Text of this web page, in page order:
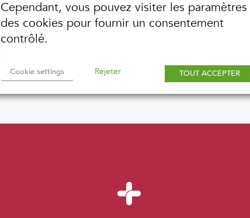
Cependant, vous pouvez visiter les paramètres
des cookies pour fournir un consentement
contrôlé.
Cookie settings Rejeter TOUT ACCEPTER